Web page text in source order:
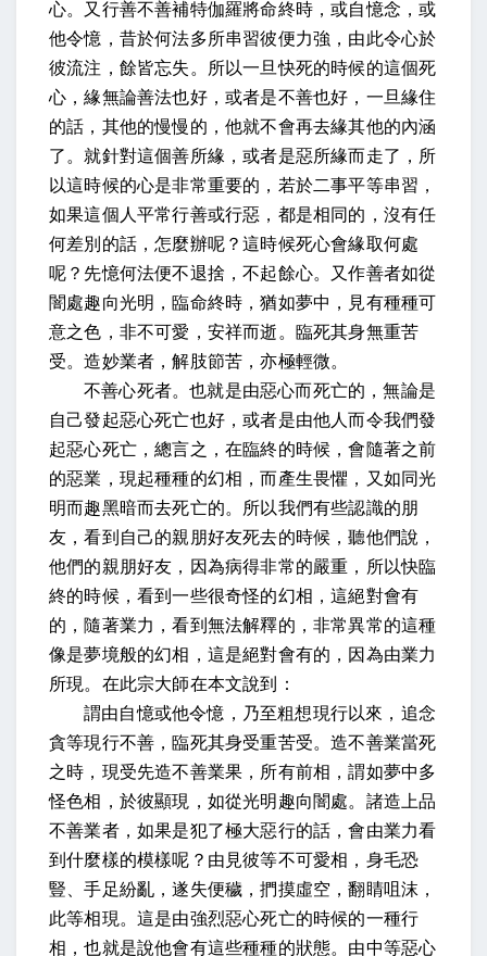
心。又行善不善補特伽羅將命終時，或自憶念，或
他令憶，昔於何法多所串習彼便力強，由此令心於
彼流注，餘皆忘失。所以一旦快死的時候的這個死
心，緣無論善法也好，或者是不善也好，一旦緣住
的話，其他的慢慢的，他就不會再去緣其他的內涵
了。就針對這個善所緣，或者是惡所緣而走了，所
以這時候的心是非常重要的，若於二事平等串習，
如果這個人平常行善或行惡，都是相同的，沒有任
何差別的話，怎麼辦呢？這時候死心會緣取何處
呢？先憶何法便不退捨，不起餘心。又作善者如從
闇處趣向光明，臨命終時，猶如夢中，見有種種可
意之色，非不可愛，安祥而逝。臨死其身無重苦
受。造妙業者，解肢節苦，亦極輕微。
不善心死者。也就是由惡心而死亡的，無論是
自己發起惡心死亡也好，或者是由他人而令我們發
起惡心死亡，總言之，在臨終的時候，會隨著之前
的惡業，現起種種的幻相，而產生畏懼，又如同光
明而趣黑暗而去死亡的。所以我們有些認識的朋
友，看到自己的親朋好友死去的時候，聽他們說，
他們的親朋好友，因為病得非常的嚴重，所以快臨
終的時候，看到一些很奇怪的幻相，這絕對會有
的，隨著業力，看到無法解釋的，非常異常的這種
像是夢境般的幻相，這是絕對會有的，因為由業力
所現。在此宗大師在本文說到：
謂由自憶或他令憶，乃至粗想現行以來，追念
貪等現行不善，臨死其身受重苦受。造不善業當死
之時，現受先造不善業果，所有前相，謂如夢中多
怪色相，於彼顯現，如從光明趣向闇處。諸造上品
不善業者，如果是犯了極大惡行的話，會由業力看
到什麼樣的模樣呢？由見彼等不可愛相，身毛恐
豎、手足紛亂，遂失便穢，捫摸虛空，翻睛咀沫，
此等相現。這是由強烈惡心死亡的時候的一種行
相，也就是說他會有這些種種的狀態。由中等惡心